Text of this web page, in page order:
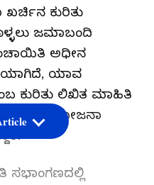
ಖರ್ಚಿನ ಕುರಿತು
ಜಮಾಬಂದಿ
ಅಧೀನ
ಯಾವ
ಕುರಿತು ಲಿಖಿತ ಮಾಹಿತಿ
ಯೋಜನಾ
ಸಭಾಂಗಣದಲ್ಲಿ